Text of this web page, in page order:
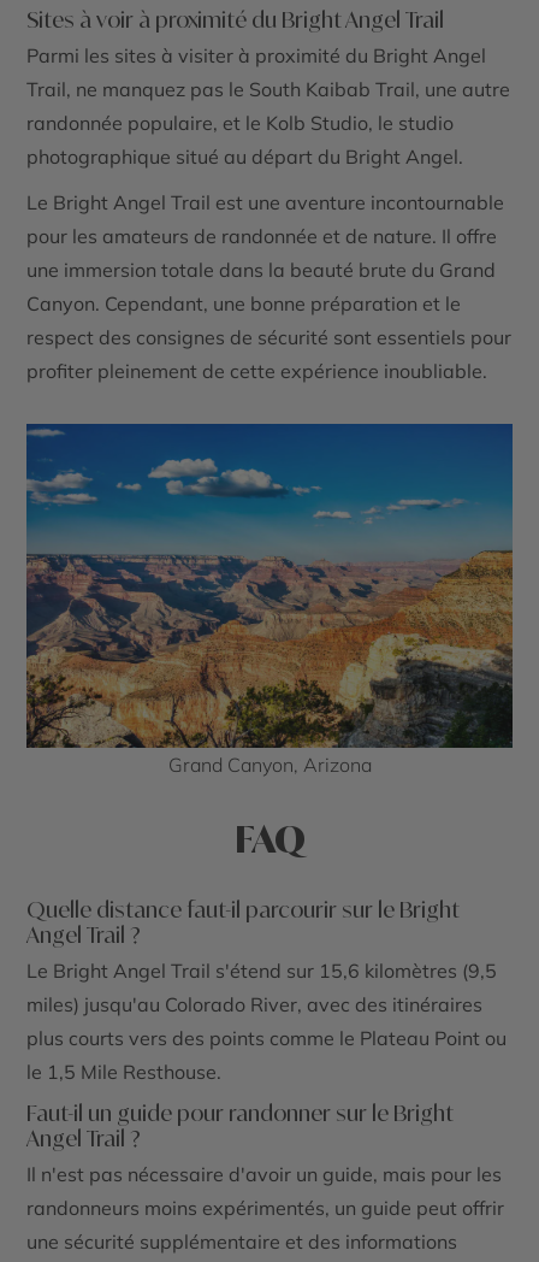
Sites à voir à proximité du Bright Angel Trail
Parmi les sites à visiter à proximité du Bright Angel
Trail, ne manquez pas le South Kaibab Trail, une autre
randonnée populaire, et le Kolb Studio, le studio
photographique situé au départ du Bright Angel.
Le Bright Angel Trail est une aventure incontournable
pour les amateurs de randonnée et de nature. Il offre
une immersion totale dans la beauté brute du Grand
Canyon. Cependant, une bonne préparation et le
respect des consignes de sécurité sont essentiels pour
profiter pleinement de cette expérience inoubliable.
Grand Canyon, Arizona
FAQ
Quelle distance faut-il parcourir sur le Bright
Angel Trail ?
Le Bright Angel Trail s'étend sur 15,6 kilomètres (9,5
miles) jusqu'au Colorado River, avec des itinéraires
plus courts vers des points comme le Plateau Point ou
le 1,5 Mile Resthouse.
Faut-il un guide pour randonner sur le Bright
Angel Trail ?
Il n'est pas nécessaire d'avoir un guide, mais pour les
randonneurs moins expérimentés, un guide peut offrir
une sécurité supplémentaire et des informations